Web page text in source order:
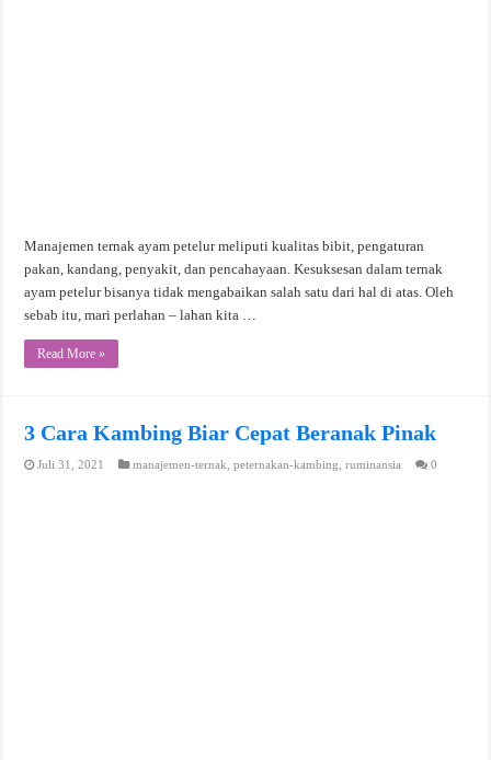
Manajemen ternak ayam petelur meliputi kualitas bibit, pengaturan
pakan, kandang, penyakit, dan pencahayaan. Kesuksesan dalam ternak
ayam petelur bisanya tidak mengabaikan salah satu dari hal di atas. Oleh
sebab itu, mari perlahan – lahan kita …
Read More »
3 Cara Kambing Biar Cepat Beranak Pinak
Juli 31, 2021 manajemen-ternak,peternakan-kambing,ruminansia 0